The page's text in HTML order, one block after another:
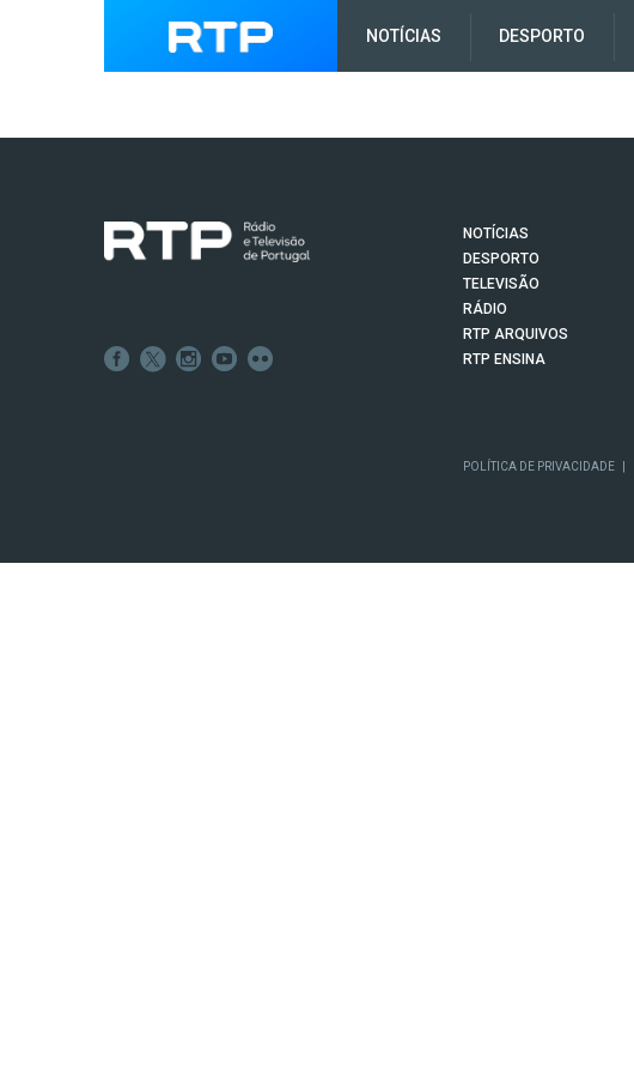
NOTÍCIAS DESPORTO
NOTÍCIAS
DESPORTO
TELEVISÃO
RÁDIO
RTP ARQUIVOS
RTP ENSINA
POLÍTICA DE PRIVACIDADE